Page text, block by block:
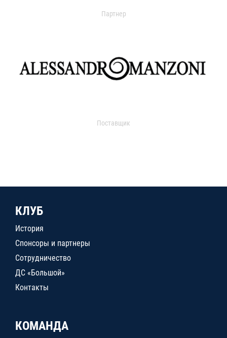
Партнер
Поставщик
КЛУБ
История
Спонсоры и партнеры
Сотрудничество
ДС «Большой»
Контакты
КОМАНДА